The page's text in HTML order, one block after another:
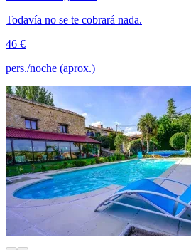
Todavía no se te cobrará nada.
46 €
pers./noche (aprox.)